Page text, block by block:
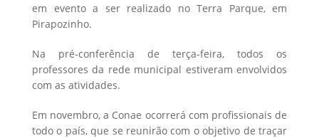
em evento a ser realizado no Terra Parque, em
Pirapozinho.
Na pré-conferência de terça-feira, todos os
professores da rede municipal estiveram envolvidos
com as atividades.
Em novembro, a Conae ocorrerá com profissionais de
todo o país, que se reunirão com o objetivo de traçar